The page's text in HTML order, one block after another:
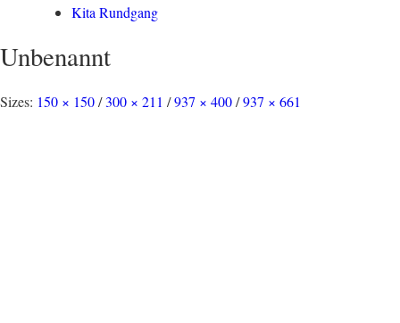
Kita Rundgang
Unbenannt
Sizes: 150 × 150/300 × 211 /937 × 400/937 × 661